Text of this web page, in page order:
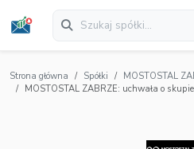
Strona główna Spółki MOSTOSTAL
MOSTOSTAL ZABRZE: uchwała o